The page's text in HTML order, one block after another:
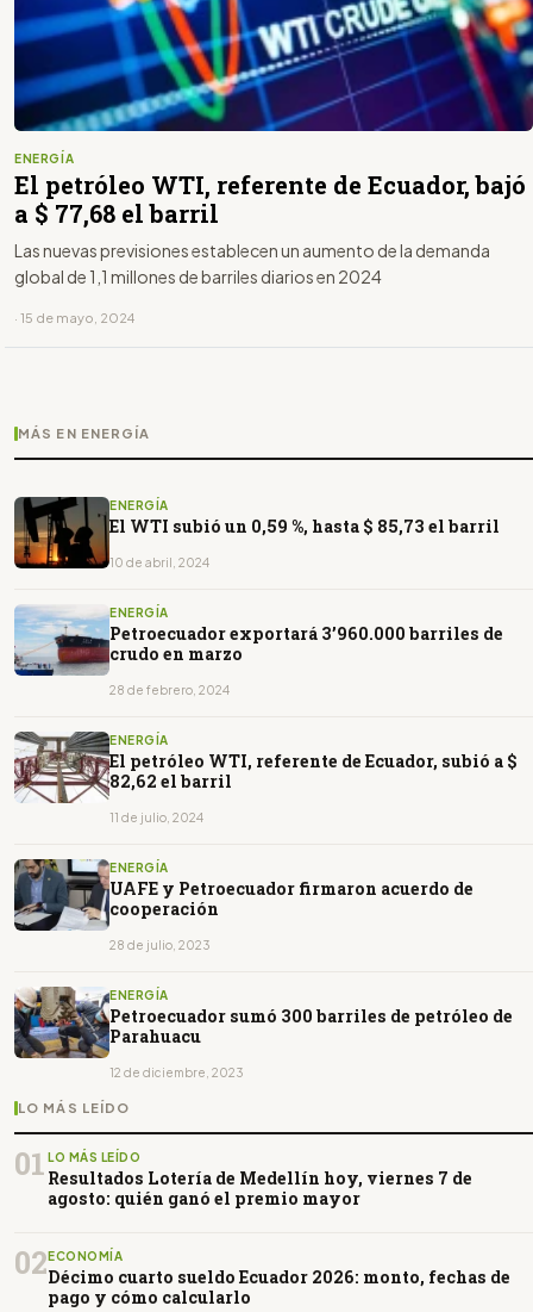
ENERGÍA
El petróleo WTI, referente de Ecuador, bajó
a $ 77,68 el barril
Las nuevas previsiones establecen un aumento de la demanda
global de 1,1 millones de barriles diarios en 2024
· 15 de mayo, 2024
MÁS EN ENERGÍA
ENERGÍA
El WTI subió un 0,59 %, hasta $ 85,73 el barril
10 de abril, 2024
ENERGÍA
Petroecuador exportará 3’960.000 barriles de
crudo en marzo
28 de febrero, 2024
ENERGÍA
El petróleo WTI, referente de Ecuador, subió a $
82,62 el barril
11 de julio, 2024
ENERGÍA
UAFE y Petroecuador firmaron acuerdo de
cooperación
28 de julio, 2023
ENERGÍA
Petroecuador sumó 300 barriles de petróleo de
Parahuacu
12 de diciembre, 2023
LO MÁS LEÍDO
01 LO MÁS LEÍDO
Resultados Lotería de Medellín hoy, viernes 7 de
agosto: quién ganó el premio mayor
02ECONOMÍA
Décimo cuarto sueldo Ecuador 2026: monto, fechas de
pago y cómo calcularlo